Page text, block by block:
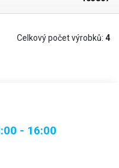
Celkový počet výrobků: 4
- 16:00